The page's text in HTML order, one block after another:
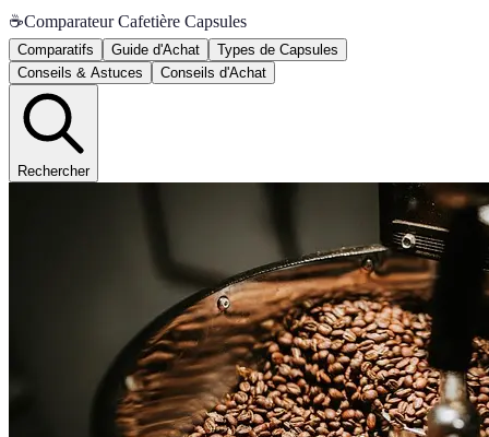
☕Comparateur Cafetière Capsules
Comparatifs Guide d'Achat
Types de Capsules
Conseils & Astuces
Conseils d'Achat
Rechercher